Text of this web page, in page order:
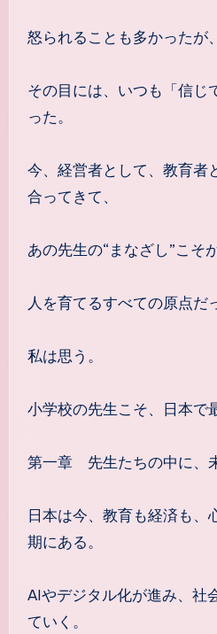
怒られることも多かったが、
その目には、いつも「信じ
った。
今、経営者として、教育者
合ってきて、
あの先生の“まなざし”こそが
人を育てるすべての原点だ
私は思う。
小学校の先生こそ、日本で
第一章 先生たちの中に、
日本は今、教育も経済も、
期にある。
AIやデジタル化が進み、社
ていく。